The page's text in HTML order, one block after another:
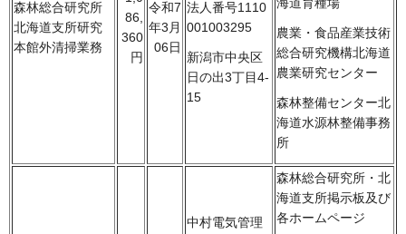
森林総合研究所
北海道支所研究
本館外清掃業務
86,
360
円
令和7
年3月
06日
法人番号1110
001003295
新潟市中央区
日の出3丁目4-
15
農業・食品産業技術
総合研究機構北海道
農業研究センター
森林整備センター北
海道水源林整備事務
所
中村電気管理
森林総合研究所・北
海道支所掲示板及び
各ホームページ